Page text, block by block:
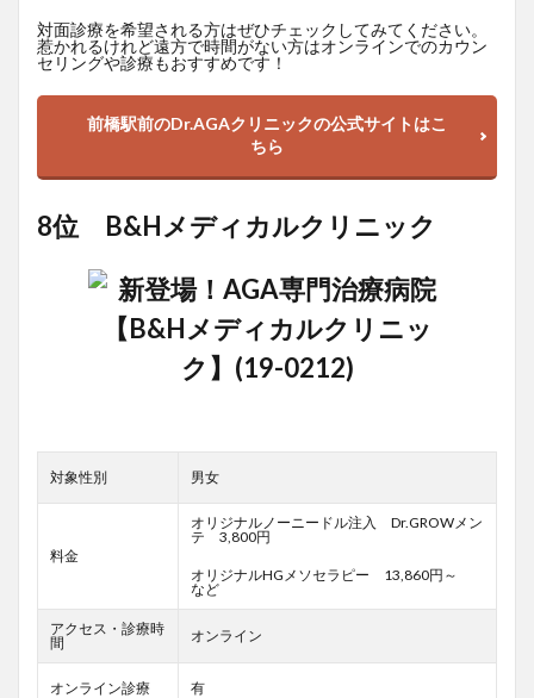
対面診療を希望される方はぜひチェックしてみてください。
惹かれるけれど遠方で時間がない方はオンラインでのカウン
セリングや診療もおすすめです！
前橋駅前のDr.AGAクリニックの公式サイトはこ
ちら
8位 B&Hメディカルクリニック
対象性別 男女
料金
オリジナルノーニードル注入 Dr.GROWメン
テ 3,800円
オリジナルHGメソセラピー 13,860円～
など
アクセス・診療時
間
オンライン
オンライン診療 有